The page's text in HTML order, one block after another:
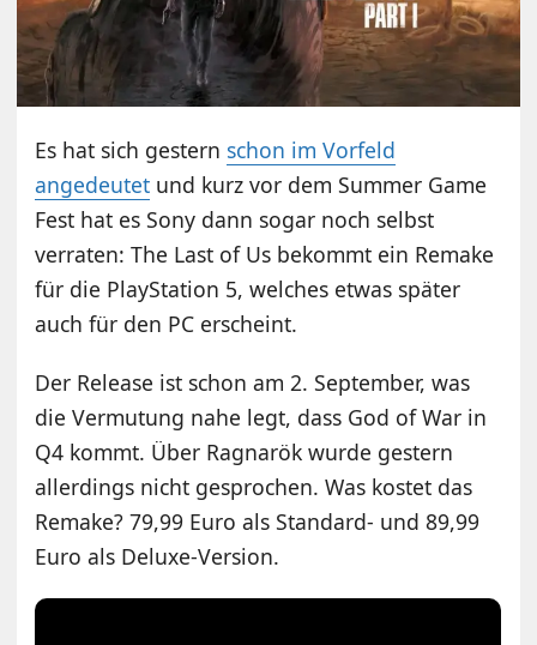
Es hat sich gestern schon im Vorfeld
angedeutet und kurz vor dem Summer Game
Fest hat es Sony dann sogar noch selbst
verraten: The Last of Us bekommt ein Remake
für die PlayStation 5, welches etwas später
auch für den PC erscheint.
Der Release ist schon am 2. September, was
die Vermutung nahe legt, dass God of War in
Q4 kommt. Über Ragnarök wurde gestern
allerdings nicht gesprochen. Was kostet das
Remake? 79,99 Euro als Standard- und 89,99
Euro als Deluxe-Version.